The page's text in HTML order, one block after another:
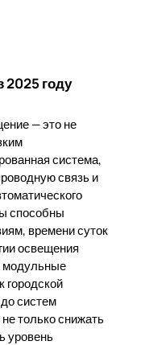
2025 году
— это не
система,
связь и
способны
времени суток
освещения
модульные
городской
систем
только снижать
уровень